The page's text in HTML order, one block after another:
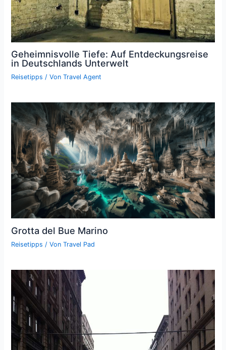
Geheimnisvolle Tiefe: Auf Entdeckungsreise
in Deutschlands Unterwelt
Reisetipps / VonTravel Agent
Grotta del Bue Marino
Reisetipps / VonTravel Pad